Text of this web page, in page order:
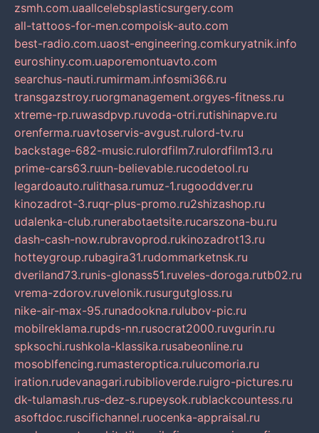
zsmh.com.uaallcelebsplasticsurgery.com
all-tattoos-for-men.compoisk-auto.com
best-radio.com.uaost-engineering.comkuryatnik.info
euroshiny.com.uaporemontuavto.com
searchus-nauti.rumirmam.infosmi366.ru
transgazstroy.ruorgmanagement.orgyes-fitness.ru
xtreme-rp.ruwasdpvp.ruvoda-otri.rutishinapve.ru
orenferma.ruavtoservis-avgust.rulord-tv.ru
backstage-682-music.rulordfilm7.rulordfilm13.ru
prime-cars63.ruun-believable.rucodetool.ru
legardoauto.rulithasa.rumuz-1.rugooddver.ru
kinozadrot-3.ruqr-plus-promo.ru2shizashop.ru
udalenka-club.runerabotaetsite.rucarszona-bu.ru
dash-cash-now.rubravoprod.rukinozadrot13.ru
hotteygroup.rubagira31.rudommarketnsk.ru
dveriland73.runis-glonass51.ruveles-doroga.rutb02.ru
vrema-zdorov.ruvelonik.rusurgutgloss.ru
nike-air-max-95.runadookna.rulubov-pic.ru
mobilreklama.rupds-nn.rusocrat2000.ruvgurin.ru
spksochi.rushkola-klassika.rusabeonline.ru
mosoblfencing.rumasteroptica.rulucomoria.ru
iration.rudevanagari.rubiblioverde.ruigro-pictures.ru
dk-tulamash.rus-dez-s.rupeysok.rublackcountess.ru
asoftdoc.ruscifichannel.ruocenka-appraisal.ru